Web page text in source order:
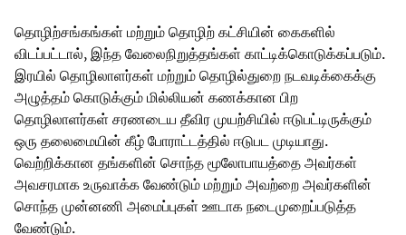
தொழிற்சங்கங்கள் மற்றும் தொழிற் கட்சியின் கைகளில்
விடப்பட்டால், இந்த வேலைநிறுத்தங்கள் காட்டிக்கொடுக்கப்படும்.
இரயில் தொழிலாளர்கள் மற்றும் தொழில்துறை நடவடிக்கைக்கு
அழுத்தம் கொடுக்கும் மில்லியன் கணக்கான பிற
தொழிலாளர்கள் சரணடைய தீவிர முயற்சியில் ஈடுபட்டிருக்கும்
ஒரு தலைமையின் கீழ் போராட்டத்தில் ஈடுபட முடியாது.
வெற்றிக்கான தங்களின் சொந்த மூலோபாயத்தை அவர்கள்
அவசரமாக உருவாக்க வேண்டும் மற்றும் அவற்றை அவர்களின்
சொந்த முன்னணி அமைப்புகள் ஊடாக நடைமுறைப்படுத்த
வேண்டும்.